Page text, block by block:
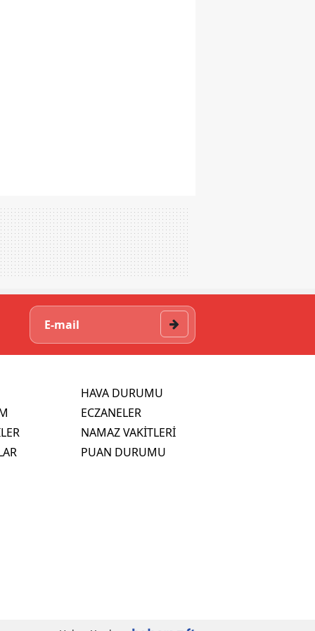
HAVA DURUMU
ECZANELER
NAMAZ VAKİTLERİ
PUAN DURUMU